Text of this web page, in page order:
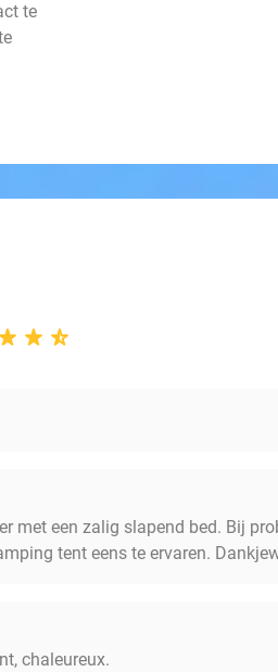
te
met een zalig slapend bed. Bij
tent eens te ervaren.
chaleureux.